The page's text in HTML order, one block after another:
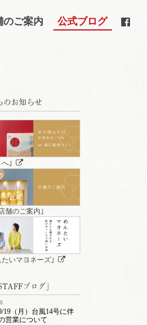
のご案内 公式ブログ
のお知らせ
｣
舗のご案内｣
いマヨネーズ｣
ブログ｣
19（月）台風14号に伴
営業について